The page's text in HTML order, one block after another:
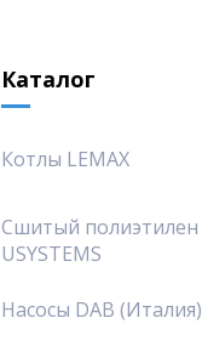
Каталог
Котлы LEMAX
Сшитый полиэтилен
USYSTEMS
Насосы DAB (Италия)